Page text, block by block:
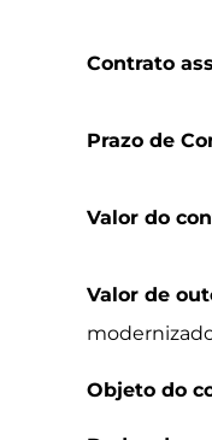
Contrato
Prazo de
Valor do
Valor de
Objeto do